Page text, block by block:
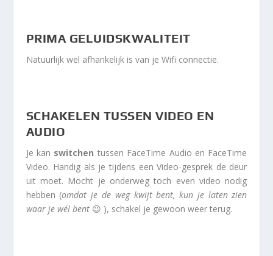
PRIMA GELUIDSKWALITEIT
Natuurlijk wel afhankelijk is van je Wifi connectie.
SCHAKELEN TUSSEN VIDEO EN
AUDIO
Je kan switchen tussen FaceTime Audio en FaceTime
Video. Handig als je tijdens een Video-gesprek de deur
uit moet. Mocht je onderweg toch even video nodig
hebben (omdat je de weg kwijt bent, kun je laten zien
waar je wél bent😉 ), schakel je gewoon weer terug.